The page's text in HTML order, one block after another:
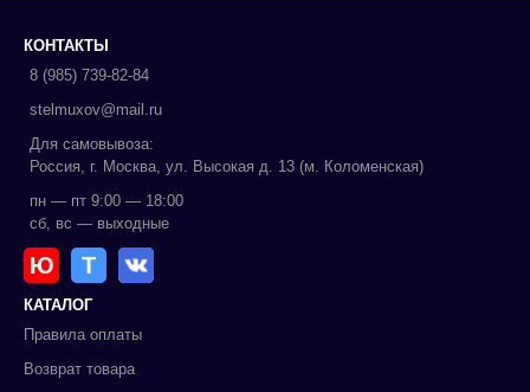
КОНТАКТЫ
8 (985) 739-82-84
stelmuxov@mail.ru
Для самовывоза:
Россия, г. Москва, ул. Высокая д. 13 (м. Коломенская)
пн — пт 9:00 — 18:00
сб, вс — выходные
Ю Т
КАТАЛОГ
Правила оплаты
Возврат товара